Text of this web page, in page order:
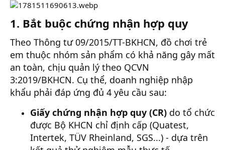
1. Bắt buộc chứng nhận hợp quy
Theo Thông tư 09/2015/TT-BKHCN, đồ chơi trẻ
em thuộc nhóm sản phẩm có khả năng gây mất
an toàn, chịu quản lý theo QCVN
3:2019/BKHCN. Cụ thể, doanh nghiệp nhập
khẩu phải đáp ứng đủ 4 yêu cầu sau:
Giấy chứng nhận hợp quy (CR) do tổ chức
được Bộ KHCN chỉ định cấp (Quatest,
Intertek, TÜV Rheinland, SGS...) - dựa trên